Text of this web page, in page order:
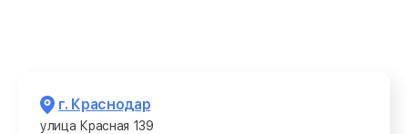
г. Краснодар
улица Красная 139